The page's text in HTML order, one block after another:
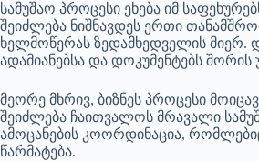
სამუშაო პროცესი ეხება იმ
შეიძლება ნიშნავდეს ერთი
ხელმოწერას ზედამხედველის მიერ.
ადამიანებსა და დოკუმენტებს
მეორე მხრივ, ბიზნეს პროცესი
შეიძლება ჩაითვალოს მრავალი
ამოცანების კოორდინაცია,
წარმატება.